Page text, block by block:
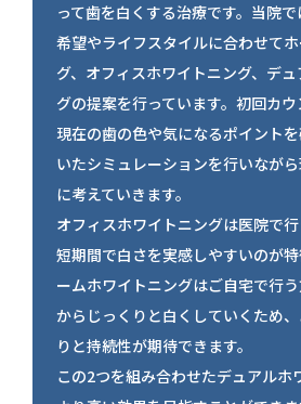
って歯を白くする治療です。当院
希望やライフスタイルに合わせて
グ、オフィスホワイトニング、デ
グの提案を行っています。初回カウ
現在の歯の色や気になるポイント
いたシミュレーションを行いなが
に考えていきます。
オフィスホワイトニングは医院で
短期間で白さを実感しやすいのが
ームホワイトニングはご自宅で行
からじっくりと白くしていくため
りと持続性が期待できます。
この2つを組み合わせたデュアルホ